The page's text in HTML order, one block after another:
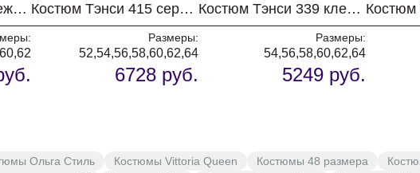
Платье Тэнси 414 нежно-голубой Костюм Тэнси 415 серый + молоко
Размеры:
52,54,56,58,60,62,64
6728 руб.
Костюм Тэнси 339 клевер
Размеры:
54,56,58,60,62,64
5249 руб.
Ольга Стиль Костюмы Vittoria Queen Костюмы 48 размера